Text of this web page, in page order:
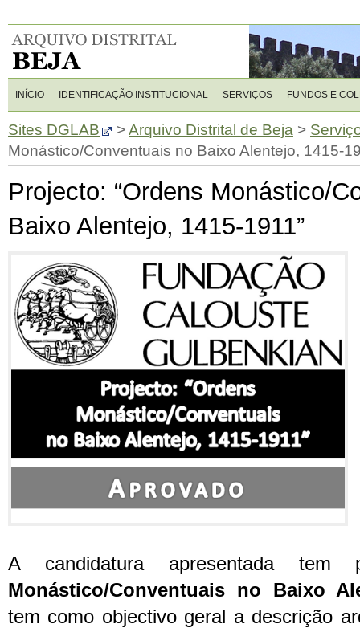
INÍCIO IDENTIFICAÇÃO INSTITUCIONAL SERVIÇOS FUNDOS E
Sites DGLAB >Arquivo Distrital de Beja >
Monástico/Conventuais no Baixo Alentejo, 1415-
Projecto: “Ordens Monástico/
Baixo Alentejo, 1415-1911”
A candidatura apresentada
Monástico/Conventuais no Baixo
tem como objectivo geral a descrição